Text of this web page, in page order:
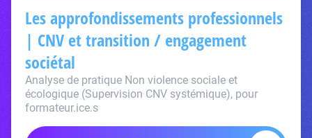
Les approfondissements professionnels
| CNV et transition / engagement
sociétal
Analyse de pratique Non violence sociale et
écologique (Supervision CNV systémique), pour
formateur.ice.s